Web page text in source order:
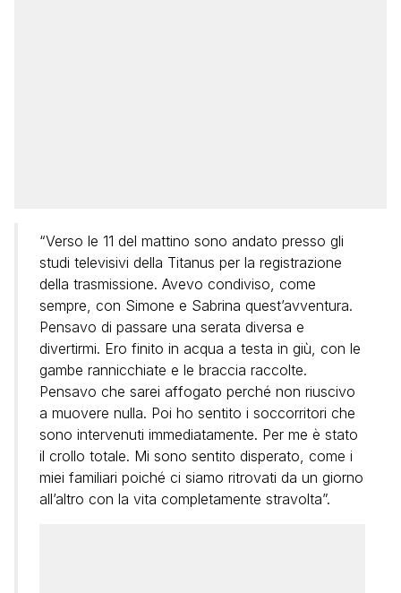
“Verso le 11 del mattino sono andato presso gli
studi televisivi della Titanus per la registrazione
della trasmissione. Avevo condiviso, come
sempre, con Simone e Sabrina quest’avventura.
Pensavo di passare una serata diversa e
divertirmi. Ero finito in acqua a testa in giù, con le
gambe rannicchiate e le braccia raccolte.
Pensavo che sarei affogato perché non riuscivo
a muovere nulla. Poi ho sentito i soccorritori che
sono intervenuti immediatamente. Per me è stato
il crollo totale. Mi sono sentito disperato, come i
miei familiari poiché ci siamo ritrovati da un giorno
all’altro con la vita completamente stravolta”.